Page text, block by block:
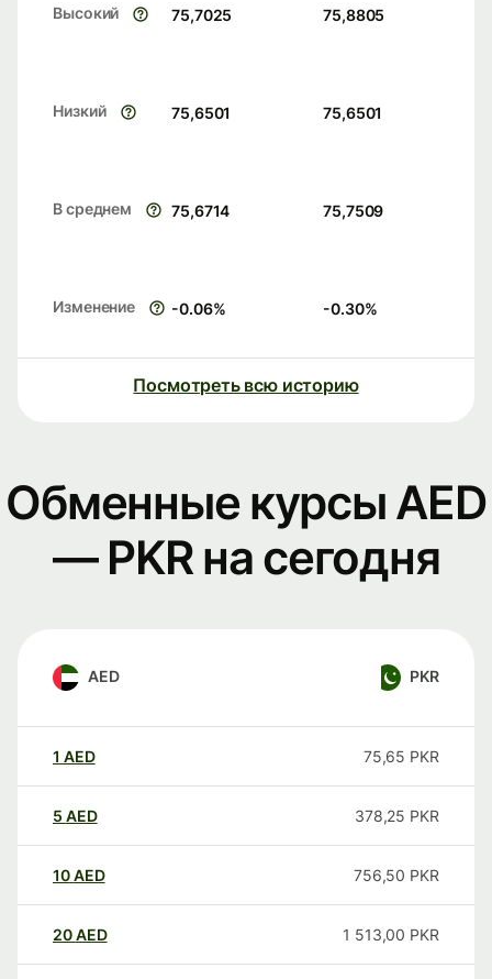
Высокий 75,7025 75,8805
Низкий 75,6501 75,6501
В среднем 75,6714 75,7509
Изменение -0.06% -0.30%
Посмотреть всю историю
Обменные курсы AED
— PKR на сегодня
AED PKR
1 AED 75,65 PKR
5 AED 378,25 PKR
10AED 756,50 PKR
20AED 1 513,00 PKR